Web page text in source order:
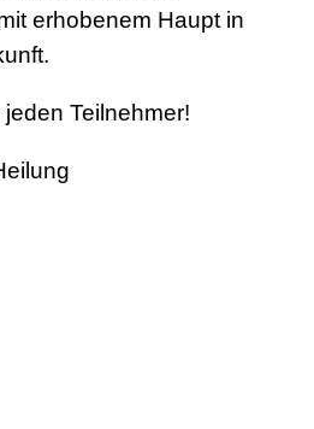
erhobenem Haupt in
Teilnehmer!